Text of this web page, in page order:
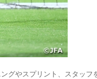
グやスプリント、スタッフ